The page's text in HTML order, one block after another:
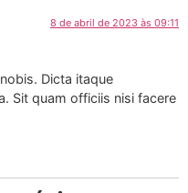
8 de abril de 2023 às 09:11
Dicta itaque
Sit quam officiis nisi facere